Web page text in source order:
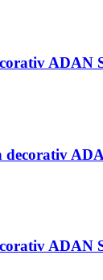
ADAN
decorativ
ADAN